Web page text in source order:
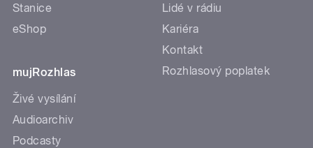
Stanice
eShop
mujRozhlas
Živé vysílání
Audioarchiv
Podcasty
Lidé v rádiu
Kariéra
Kontakt
Rozhlasový poplatek